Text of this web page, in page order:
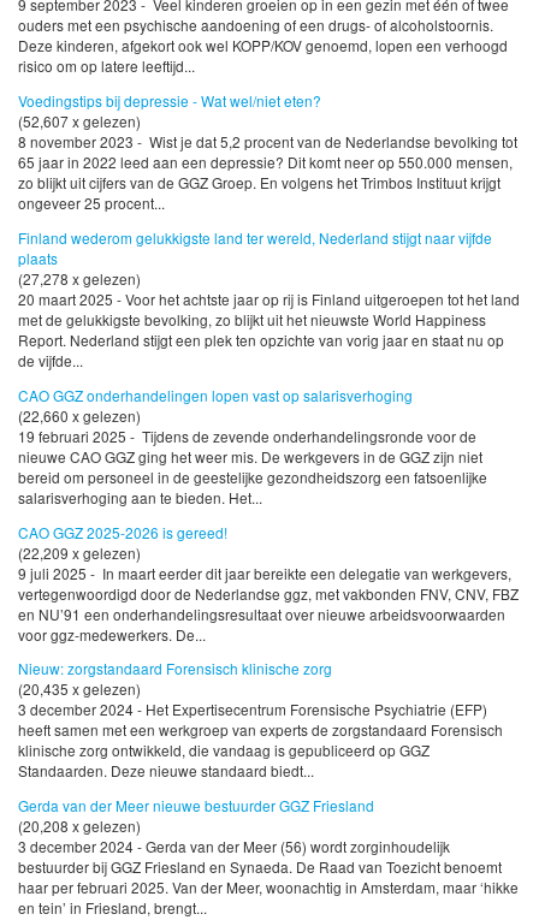
9 september 2023 - Veel kinderen groeien op in een gezin met één of twee
ouders met een psychische aandoening of een drugs- of alcoholstoornis.
Deze kinderen, afgekort ook wel KOPP/KOV genoemd, lopen een verhoogd
risico om op latere leeftijd...
Voedingstips bij depressie - Wat wel/niet eten?
(52,607 x gelezen)
8 november 2023 - Wist je dat 5,2 procent van de Nederlandse bevolking tot
65 jaar in 2022 leed aan een depressie? Dit komt neer op 550.000 mensen,
zo blijkt uit cijfers van de GGZ Groep. En volgens het Trimbos Instituut krijgt
ongeveer 25 procent...
Finland wederom gelukkigste land ter wereld, Nederland stijgt naar vijfde
plaats
(27,278 x gelezen)
20 maart 2025 - Voor het achtste jaar op rij is Finland uitgeroepen tot het land
met de gelukkigste bevolking, zo blijkt uit het nieuwste World Happiness
Report. Nederland stijgt een plek ten opzichte van vorig jaar en staat nu op
de vijfde...
CAO GGZ onderhandelingen lopen vast op salarisverhoging
(22,660 x gelezen)
19 februari 2025 - Tijdens de zevende onderhandelingsronde voor de
nieuwe CAO GGZ ging het weer mis. De werkgevers in de GGZ zijn niet
bereid om personeel in de geestelijke gezondheidszorg een fatsoenlijke
salarisverhoging aan te bieden. Het...
CAO GGZ 2025-2026 is gereed!
(22,209 x gelezen)
9 juli 2025 - In maart eerder dit jaar bereikte een delegatie van werkgevers,
vertegenwoordigd door de Nederlandse ggz, met vakbonden FNV, CNV, FBZ
en NU’91 een onderhandelingsresultaat over nieuwe arbeidsvoorwaarden
voor ggz-medewerkers. De...
Nieuw: zorgstandaard Forensisch klinische zorg
(20,435 x gelezen)
3 december 2024 - Het Expertisecentrum Forensische Psychiatrie (EFP)
heeft samen met een werkgroep van experts de zorgstandaard Forensisch
klinische zorg ontwikkeld, die vandaag is gepubliceerd op GGZ
Standaarden. Deze nieuwe standaard biedt...
Gerda van der Meer nieuwe bestuurder GGZ Friesland
(20,208 x gelezen)
3 december 2024 - Gerda van der Meer (56) wordt zorginhoudelijk
bestuurder bij GGZ Friesland en Synaeda. De Raad van Toezicht benoemt
haar per februari 2025. Van der Meer, woonachtig in Amsterdam, maar ‘hikke
en tein’ in Friesland, brengt...